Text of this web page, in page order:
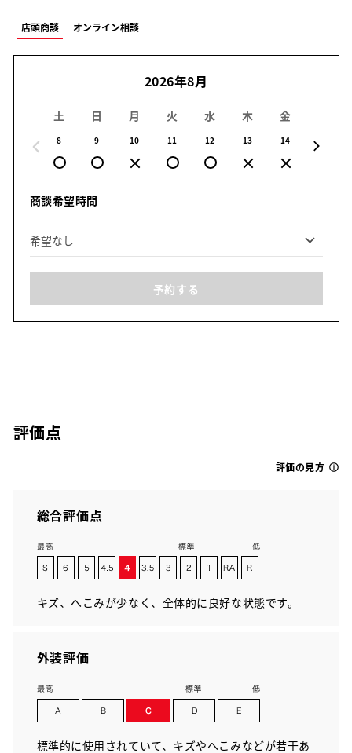
店頭商談 オンライン相談
2026年8月
土
8
日
9
月
10
火
11
水
12
木
13
金
14
商談希望時間
予約する
評価点
評価の見方
総合評価点
キズ、へこみが少なく、全体的に良好な状態です。
外装評価
標準的に使用されていて、キズやへこみなどが若干あ